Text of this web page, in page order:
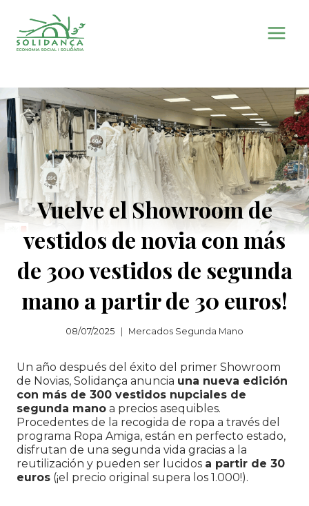
contenido
Vuelve el Showroom de
vestidos de novia con más
de 300 vestidos de segunda
mano a partir de 30 euros!
08/07/2025 Mercados Segunda Mano
Un año después del éxito del primer Showroom
de Novias, Solidança anuncia una nueva edición
con más de 300 vestidos nupciales de
segunda mano a precios asequibles.
Procedentes de la recogida de ropa a través del
programa Ropa Amiga, están en perfecto estado,
disfrutan de una segunda vida gracias a la
reutilización y pueden ser lucidos a partir de 30
euros (¡el precio original supera los 1.000!).